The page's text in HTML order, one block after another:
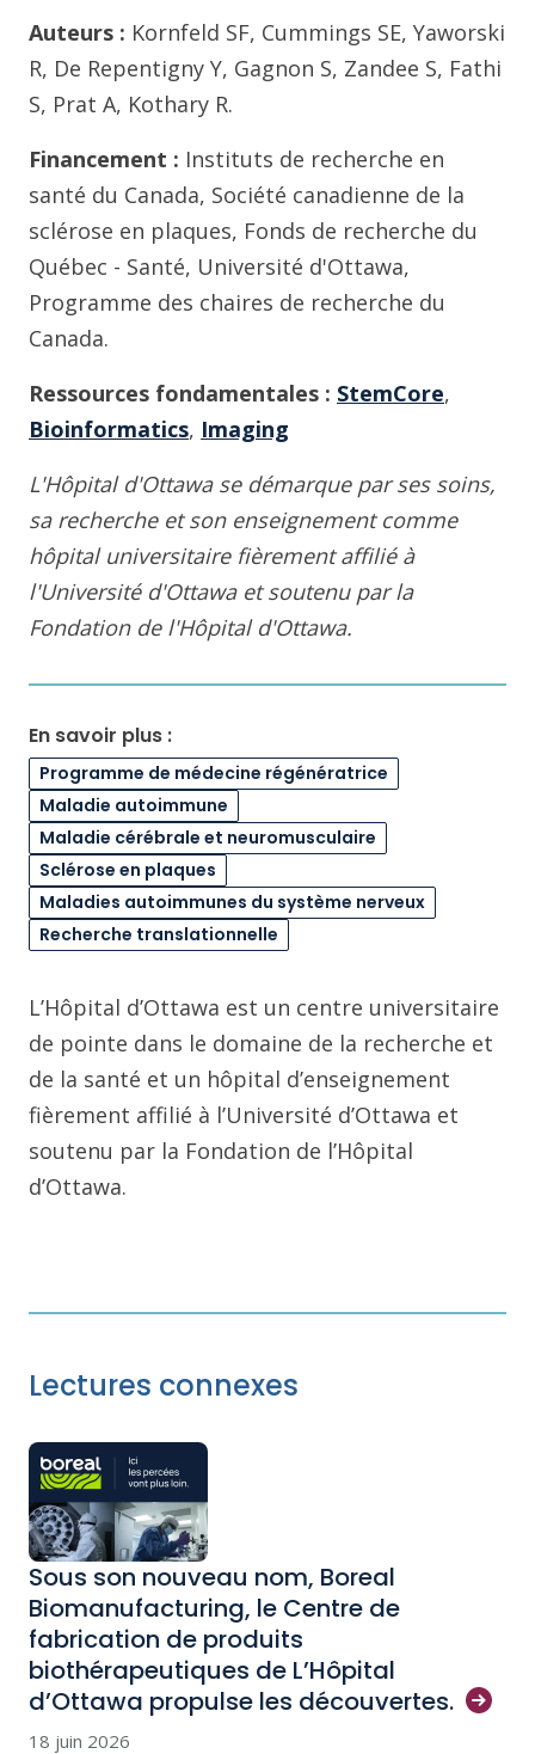
Auteurs : Kornfeld SF, Cummings SE, Yaworski
R, De Repentigny Y, Gagnon S, Zandee S, Fathi
S, Prat A, Kothary R.
Financement : Instituts de recherche en
santé du Canada, Société canadienne de la
sclérose en plaques, Fonds de recherche du
Québec - Santé, Université d'Ottawa,
Programme des chaires de recherche du
Canada.
Ressources fondamentales : StemCore,
Bioinformatics, Imaging
L'Hôpital d'Ottawa se démarque par ses soins,
sa recherche et son enseignement comme
hôpital universitaire fièrement affilié à
l'Université d'Ottawa et soutenu par la
Fondation de l'Hôpital d'Ottawa.
En savoir plus :
Programme de médecine régénératrice
Maladie autoimmune
Maladie cérébrale et neuromusculaire
Sclérose en plaques
Maladies autoimmunes du système nerveux
Recherche translationnelle
L’Hôpital d’Ottawa est un centre universitaire
de pointe dans le domaine de la recherche et
de la santé et un hôpital d’enseignement
fièrement affilié à l’Université d’Ottawa et
soutenu par la Fondation de l’Hôpital
d’Ottawa.
Lectures connexes
Sous son nouveau nom, Boreal
Biomanufacturing, le Centre de
fabrication de produits
biothérapeutiques de L’Hôpital
d’Ottawa propulse les découvertes.
18 juin 2026